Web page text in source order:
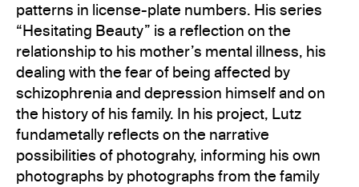
patterns in license-plate numbers. His series
“Hesitating Beauty” is a reflection on the
relationship to his mother’s mental illness, his
dealing with the fear of being affected by
schizophrenia and depression himself and on
the history of his family. In his project, Lutz
fundametally reflects on the narrative
possibilities of photograhy, informing his own
photographs by photographs from the family